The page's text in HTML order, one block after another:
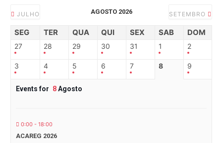
JULHO AGOSTO 2026 SETEMBRO
SEG TER QUA QUI SEX SAB DOM
27 28 29 30 31 1 2
3 4 5 6 7 8 9
Events for 8Agosto
0:00 - 18:00
ACAREG 2026